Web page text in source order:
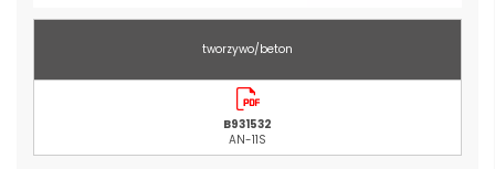
tworzywo/beton
B931532
AN-11S